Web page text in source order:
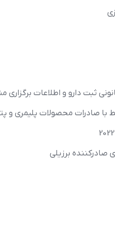
ثبت دارو و اطلاعات برگزاري
با صادرات محصولات پليمري و
برزیلی